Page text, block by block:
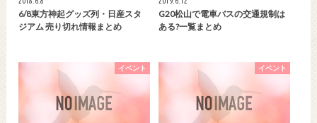
6/8東方神起グッズ列・日産スタ
ジアム 売り切れ情報まとめ
G20松山で電車バスの交通規制は
ある?一覧まとめ
イベント イベント